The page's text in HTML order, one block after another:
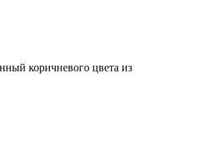
коричневого цвета из